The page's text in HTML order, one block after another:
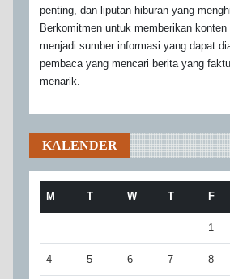
penting, dan liputan hiburan yang
Berkomitmen untuk memberikan
menjadi sumber informasi yang dapat
pembaca yang mencari berita yang
menarik.
KALENDER
M T W T F
1
4 5 6 7 8